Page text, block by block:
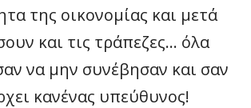
της οικονομίας και μετά
και τις τράπεζες… όλα
να μην συνέβησαν και σαν
κανένας υπεύθυνος!